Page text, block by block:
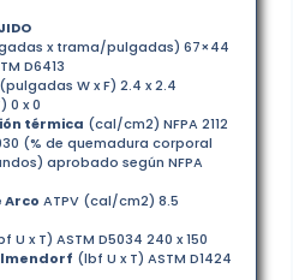
x trama/pulgadas) 67×44
D6413
W x F) 2.4 x 2.4
0 x 0
térmica (cal/cm2) NFPA 2112
(% de quemadura corporal
aprobado según NFPA
Arco ATPV (cal/cm2) 8.5
U x T) ASTM D5034 240 x 150
(lbf U x T) ASTM D1424